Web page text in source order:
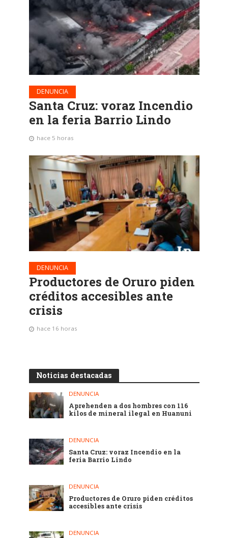
DENUNCIA
Santa Cruz: voraz Incendio
en la feria Barrio Lindo
hace 5 horas
DENUNCIA
Productores de Oruro piden
créditos accesibles ante
crisis
hace 16 horas
Noticias destacadas
DENUNCIA
Aprehenden a dos hombres con 116
kilos de mineral ilegal en Huanuni
DENUNCIA
Santa Cruz: voraz Incendio en la
feria Barrio Lindo
DENUNCIA
Productores de Oruro piden créditos
accesibles ante crisis
DENUNCIA